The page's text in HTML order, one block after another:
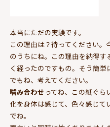
本当にただの実験です。
この理由は？待ってください
のうちにね。この理由を納得
く経ったのですもの。そう簡単
でもね、考えてください。
噛み合わせってね、この紙ぐら
化を身体は感じて、色々感じて
でね。